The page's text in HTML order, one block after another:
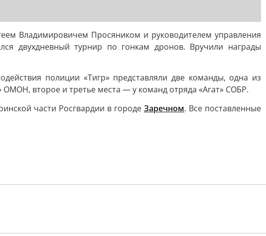
Владимировичем Просяником и руководителем управления
двухдневный турнир по гонкам дронов. Вручили награды
полиции «Тигр» представляли две команды, одна из
второе и третье места — у команд отряда «Агат» СОБР.
части Росгвардии в городеЗаречном. Все поставленные